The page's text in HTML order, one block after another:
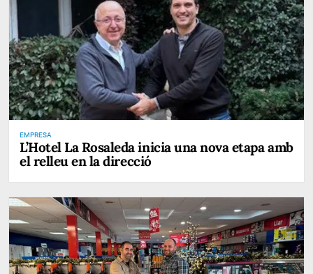
EMPRESA
L’Hotel La Rosaleda inicia una nova etapa amb
el relleu en la direcció